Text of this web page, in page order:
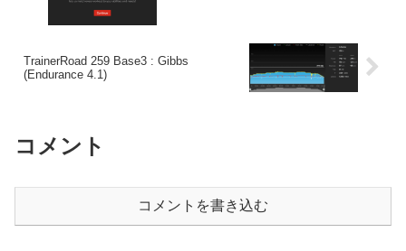
TrainerRoad 259 Base3 : Gibbs
(Endurance 4.1)
コメント
コメントを書き込む